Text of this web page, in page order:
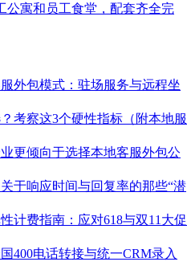
公寓和员工食堂，配套齐全完
外包模式：驻场服务与远程坐
考察这3个硬性指标（附本地服
更倾向于选择本地客服外包公
于响应时间与回复率的那些“潜
计费指南：应对618与双11大促
400电话转接与统一CRM录入